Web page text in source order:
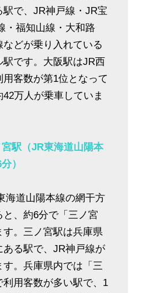
駅で、JR神戸線・JR宝
・福知山線・大和路
どが乗り入れている
駅です。大阪駅はJR西
用客数が第1位となって
万人が乗車していま
駅（JR東海道山陽本
）
海道山陽本線の網干方
、約6分で「三ノ宮
。三ノ宮駅は兵庫県
ある駅で、JR神戸線が
。兵庫県内では「三
用客数が多い駅で、1